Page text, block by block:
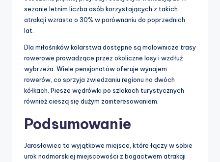
sezonie letnim liczba osób korzystających z takich
atrakcji wzrasta o 30% w porównaniu do poprzednich
lat.
Dla miłośników kolarstwa dostępne są malownicze trasy
rowerowe prowadzące przez okoliczne lasy i wzdłuż
wybrzeża. Wiele pensjonatów oferuje wynajem
rowerów, co sprzyja zwiedzaniu regionu na dwóch
kółkach. Piesze wędrówki po szlakach turystycznych
również cieszą się dużym zainteresowaniem.
Podsumowanie
Jarosławiec to wyjątkowe miejsce, które łączy w sobie
urok nadmorskiej miejscowości z bogactwem atrakcji